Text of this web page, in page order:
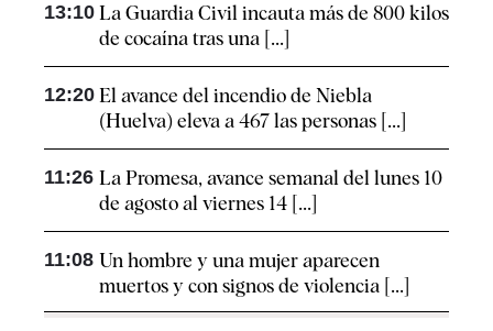
13:10 La Guardia Civil incauta más de 800 kilos
de cocaína tras una [...]
12:20 El avance del incendio de Niebla
(Huelva) eleva a 467 las personas [...]
11:26 La Promesa, avance semanal del lunes 10
de agosto al viernes 14 [...]
11:08 Un hombre y una mujer aparecen
muertos y con signos de violencia [...]